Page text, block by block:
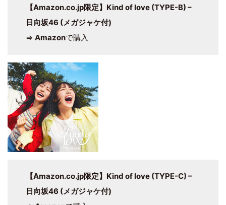
【Amazon.co.jp限定】Kind of love (TYPE-B) –
日向坂46 (メガジャケ付)
⇒ Amazonで購入
【Amazon.co.jp限定】Kind of love (TYPE-C) –
日向坂46 (メガジャケ付)